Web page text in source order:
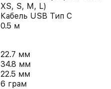
XS, S, M, L)
Кабель USB Тип C
0.5 м
22.7 мм
34.8 мм
22.5 мм
6 грам